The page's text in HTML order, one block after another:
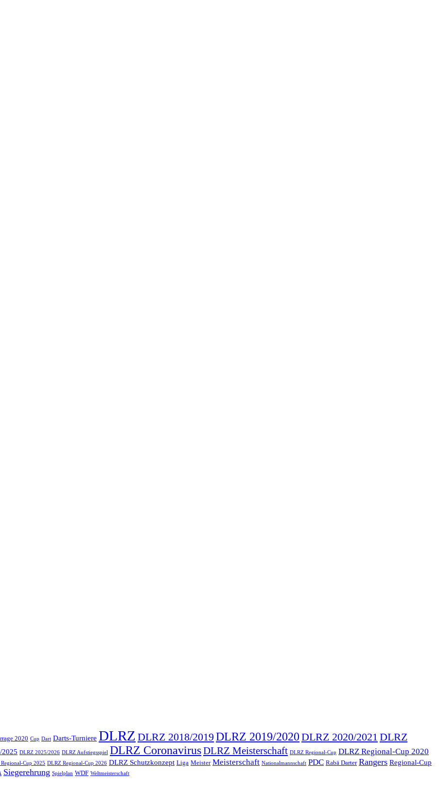
2020 Cup Dart Darts-Turniere DLRZ DLRZ 2018/2019 DLRZ 2019/2020 DLRZ 2020/2021 DLRZ
DLRZ 2025/2026 DLRZ Aufstiegsspiel DLRZ CoronavirusDLRZ Meisterschaft DLRZ Regional-Cup DLRZ Regional-Cup 2020
Cup 2025 DLRZ Regional-Cup 2026 DLRZ Schutzkonzept Liga Meister Meisterschaft Nationalmannschaft PDC Rabä Darter Rangers Regional-Cup
Siegerehrung Spielplan WDF Weltmeisterschaft